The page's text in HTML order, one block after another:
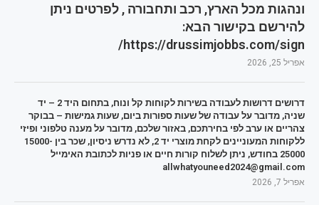
ונהגות מכל הארץ, רכב ותחבורה , לפרטים ניתן
להירשם בקישור הבא:
https://drussimjobbs.com/sign/
אפריל 25, 2026
דרושים דרושות לעבודה בשירות לקוחות קל ונוח, בתחום היד 2 – יד
שניה, מדובר על עבודה של שעות ספורות ביום, שעות גמישות – בבוקר
צהריים או ערב לפי בחירתכם, באזור שלכם, מדובר על מענה טלפוני ופיזי
ללקוחות המעוניינים לקחת מוצרי יד 2, לא נדרש ניסיון, שכר בין 15000-
25000 בחודש, ניתן לשלוח קורות חיים או פניות לכתובת האימייל
allwhatyouneed2024@gmail.com
אפריל 7, 2026